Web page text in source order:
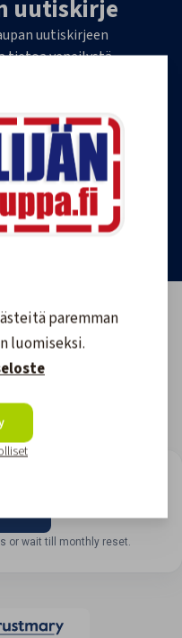
uutiskirje
uutiskirjeen
tietoa veneilystä,
perua uutiskirjeen
tahansa.
or wait till monthly reset.
paremman
luomiseksi.